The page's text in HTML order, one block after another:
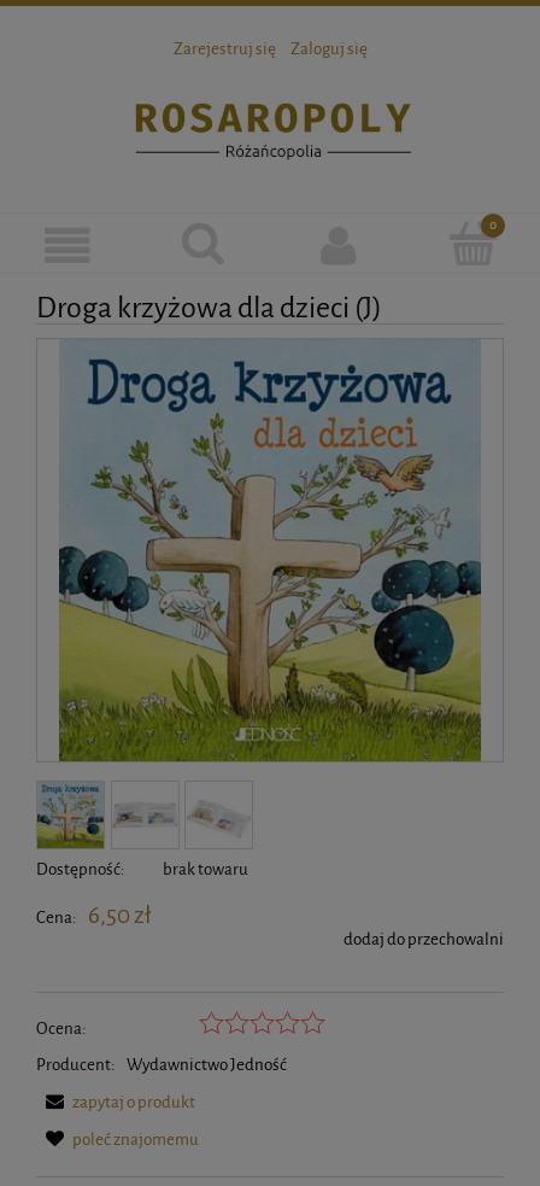
Zarejestruj się Zaloguj się
Droga krzyżowa dla dzieci (J)
Dostępność: brak towaru
Cena: 6,50 zł
dodaj do przechowalni
Ocena:
Producent: Wydawnictwo Jedność
zapytaj o produkt
poleć znajomemu